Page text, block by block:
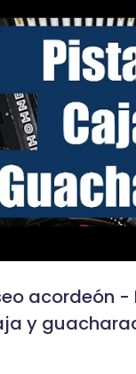
acordeón -
y